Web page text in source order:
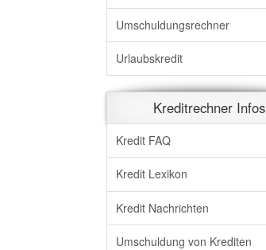
Umschuldungsrechner
Urlaubskredit
Kreditrechner Infos
Kredit FAQ
Kredit Lexikon
Kredit Nachrichten
Umschuldung von Krediten